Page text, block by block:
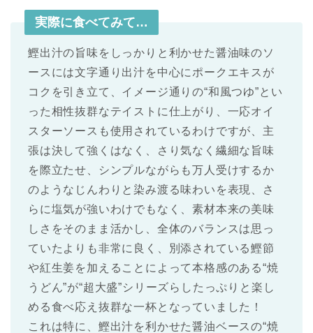
実際に食べてみて…
鰹出汁の旨味をしっかりと利かせた醤油味のソ
ースには文字通り出汁を中心にポークエキスが
コクを引き立て、イメージ通りの“和風つゆ”とい
った相性抜群なテイストに仕上がり、一応オイ
スターソースも使用されているわけですが、主
張は決して強くはなく、さり気なく繊細な旨味
を際立たせ、シンプルながらも万人受けするか
のようなじんわりと染み渡る味わいを表現、さ
らに塩気が強いわけでもなく、素材本来の美味
しさをそのまま活かし、全体のバランスは思っ
ていたよりも非常に良く、別添されている鰹節
や紅生姜を加えることによって本格感のある“焼
うどん”が“超大盛”シリーズらしたっぷりと楽し
める食べ応え抜群な一杯となっていました！
これは特に、鰹出汁を利かせた醤油ベースの“焼